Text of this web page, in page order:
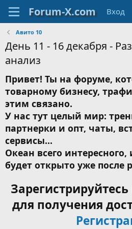
Вход
Авито 10
День 11 - 16 декабря -
анализ
Привет! Ты на форуме,
товарному бизнесу,
этим связано.
У нас тут целый мир:
партнерки и опт, чаты,
сервисы...
Океан всего интересного,
будет открыто уже после
для получения